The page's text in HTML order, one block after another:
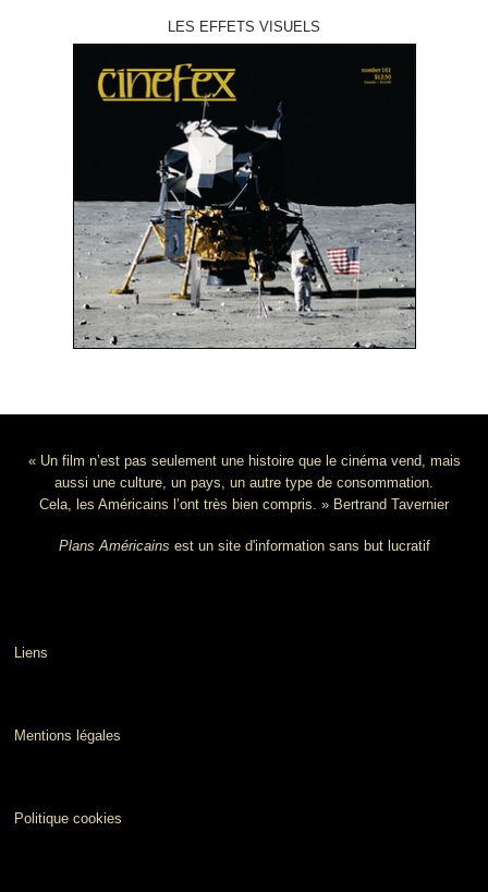
LES EFFETS VISUELS
« Un film n’est pas seulement une histoire que le cinéma vend, mais
aussi une culture, un pays, un autre type de consommation.
Cela, les Américains l’ont très bien compris. » Bertrand Tavernier
Plans Américains est un site d'information sans but lucratif
Liens
Mentions légales
Politique cookies